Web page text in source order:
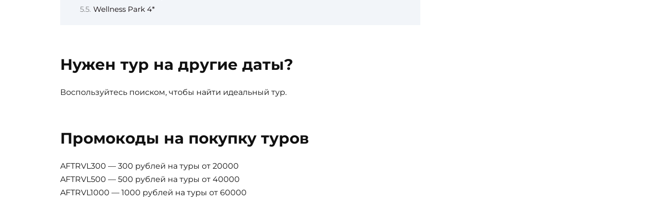
Wellness Park 4*
Нужен тур на другие даты?
Воспользуйтесь поиском, чтобы найти идеальный тур.
Промокоды на покупку туров
AFTRVL300 — 300 рублей на туры от 20000
AFTRVL500 — 500 рублей на туры от 40000
AFTRVL1000 — 1000 рублей на туры от 60000